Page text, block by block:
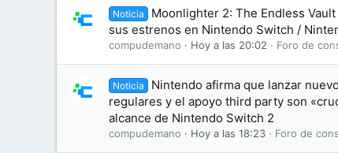
Noticia
Moonlighter 2: The Endless
sus estrenos en Nintendo Switch /
compudemano Hoy a las 20:02 Foro de
Noticia
Nintendo afirma que lanzar
regulares y el apoyo third party son
alcance de Nintendo Switch 2
compudemano Hoy a las 18:23 Foro de